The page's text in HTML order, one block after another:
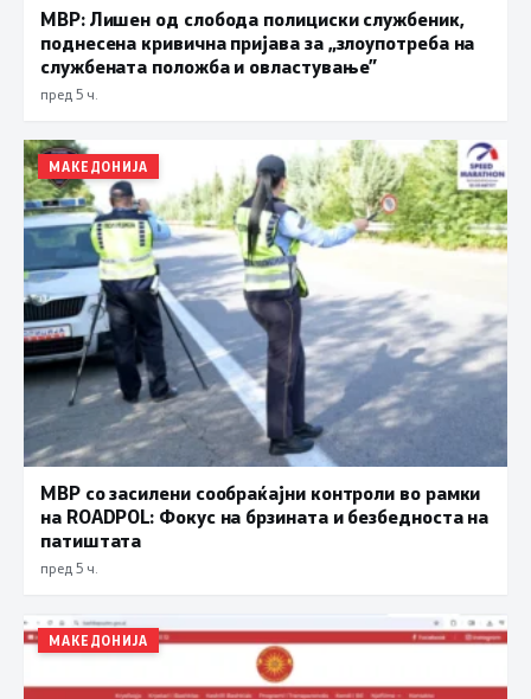
МВР: Лишен од слобода полициски службеник,
поднесена кривична пријава за „злоупотреба на
службената положба и овластување”
пред 5 ч.
МАКЕДОНИЈА
МВР со засилени сообраќајни контроли во рамки
на ROADPOL: Фокус на брзината и безбедноста на
патиштата
пред 5 ч.
МАКЕДОНИЈА